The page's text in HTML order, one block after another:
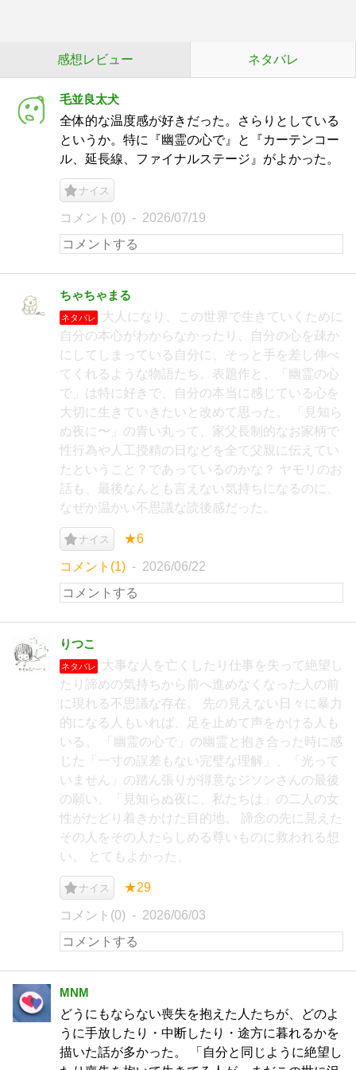
感想レビュー ネタバレ
毛並良太犬
全体的な温度感が好きだった。さらりとしている
というか。特に『幽霊の心で』と『カーテンコー
ル、延長線、ファイナルステージ』がよかった。
ナイス
コメント(0) 2026/07/19
ちゃちゃまる
ネタバレ
大人になり、この世界で生きていくために
自分の本心がわからなかったり、自分の心を疎か
にしてしまっている自分に、そっと手を差し伸べ
てくれるような物語たち。表題作と、「幽霊の心
で」は特に好きで、自分の本当に感じている心を
大切に生きていきたいと改めて思った。 「見知ら
ぬ夜に〜」の青い丸って、家父長制的なお家柄で
性行為や人工授精の日などを全て父親に伝えてい
たということ？であっているのかな？ ヤモリのお
話も、最後なんとも言えない気持ちになるのに、
なぜか温かい不思議な読後感だった。
ナイス ★6
コメント(1) 2026/06/22
りつこ
ネタバレ
大事な人を亡くしたり仕事を失って絶望し
たり諦めの気持ちから前へ進めなくなった人の前
に現れる不思議な存在。 先の見えない日々に暴力
的になる人もいれば、足を止めて声をかける人も
いる。 「幽霊の心で」の幽霊と抱き合った時に感
じた「一寸の誤差もない完璧な理解」、「光って
いません」の踏ん張りが得意なジソンさんの最後
の願い、「見知らぬ夜に、私たちは」の二人の女
性がたどり着きかけた目的地。 諦念の先に見えた
その人をその人たらしめる尊いものに救われる想
い。 とてもよかった。
ナイス ★29
コメント(0) 2026/06/03
MNM
どうにもならない喪失を抱えた人たちが、どのよ
うに手放したり・中断したり・途方に暮れるかを
描いた話が多かった。 「自分と同じように絶望し